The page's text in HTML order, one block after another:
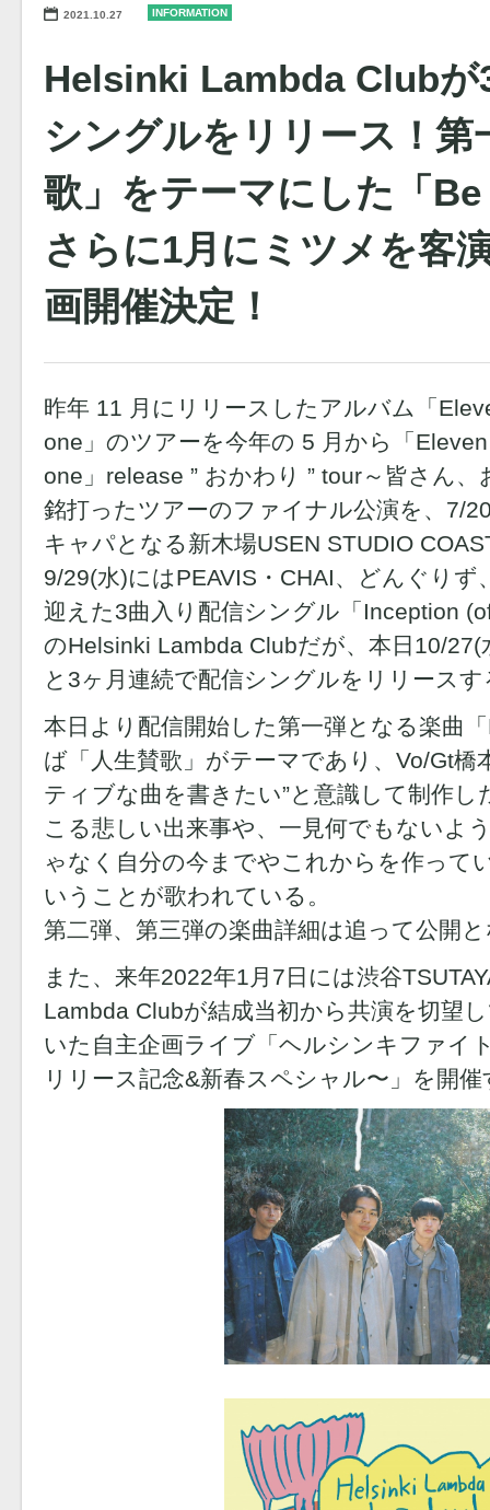
2021.10.27 INFORMATION
Helsinki Lambda Clubが
シングルをリリース！第
歌」をテーマにした「
さらに1月にミツメを客
画開催決定！
昨年 11 月にリリースしたアルバム「
one」のツアーを今年の 5 月から「
one」release ” おかわり ” tour～皆さん
銘打ったツアーのファイナル公演を、7/
キャパとなる新木場USEN STUDIO
9/29(水)にはPEAVIS・CHAI、どんぐり
迎えた3曲入り配信シングル「Inception
のHelsinki Lambda Clubだが、本日10/27(
と3ヶ月連続で配信シングルをリリース
本日より配信開始した第一弾となる楽曲
ば「人生賛歌」がテーマであり、Vo/Gt橋
ティブな曲を書きたい”と意識して制作し
こる悲しい出来事や、一見何でもないよ
ゃなく自分の今までやこれからを作って
いうことが歌われている。
第二弾、第三弾の楽曲詳細は追って公開
また、来年2022年1月7日には渋谷
Lambda Clubが結成当初から共演を切望
いた自主企画ライブ「ヘルシンキファイ
リリース記念&新春スペシャル〜」を開